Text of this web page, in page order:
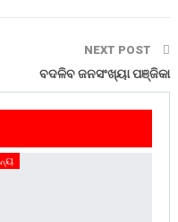
NEXT POST
ବଦଳିବ ଜନସଂଖ୍ୟା ପଞ୍ଜିକା